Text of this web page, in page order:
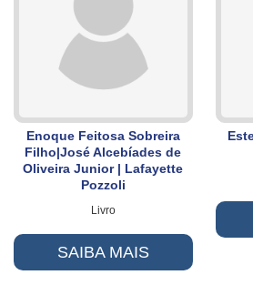
Enoque Feitosa Sobreira
Filho|José Alcebíades de
Oliveira Junior | Lafayette
Pozzoli
Livro
SAIBA MAIS